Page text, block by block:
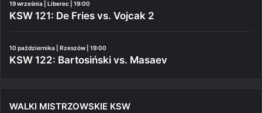
19 września | Liberec | 19:00
KSW 121: De Fries vs. Vojcak 2
10 października | Rzeszów | 19:00
KSW 122: Bartosiński vs. Masaev
WALKI MISTRZOWSKIE KSW